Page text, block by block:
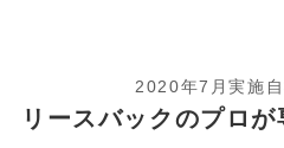
2020年7月実施
リースバックのプロが